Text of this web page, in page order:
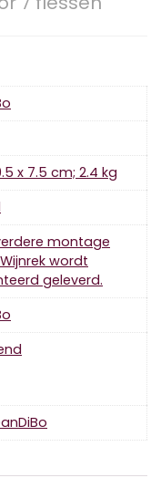
x 7.5 cm; 2.4 kg
montage
wordt
geleverd.